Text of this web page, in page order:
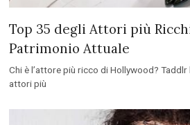
Top 35 degli Attori più
Patrimonio Attuale
Chi è l’attore più ricco di Hollywood?
attori più